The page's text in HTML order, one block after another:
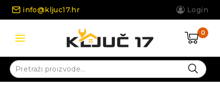
Skip
info@kljuc17.hr Login
0
Pretraži: